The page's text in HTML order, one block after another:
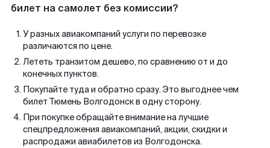
билет на самолет без комиссии?
У разных авиакомпаний услуги по перевозке
различаются по цене.
Лететь транзитом дешево, по сравнению от и до
конечных пунктов.
Покупайте туда и обратно сразу. Это выгоднее чем
билет Тюмень Волгодонск в одну сторону.
При покупке обращайте внимание на лучшие
спецпредложения авиакомпаний, акции, скидки и
распродажи авиабилетов из Волгодонска.